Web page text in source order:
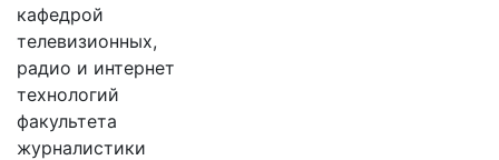
кафедрой
телевизионных,
радио и интернет
технологий
факультета
журналистики